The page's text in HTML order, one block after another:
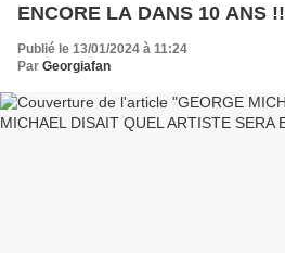
ENCORE LA DANS 10 ANS !!
Publié le 13/01/2024 à 11:24
Par Georgiafan